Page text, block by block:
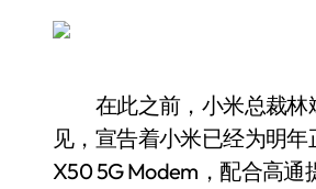
在此之前，小米总裁林
见，宣告着小米已经为明
X50 5G Modem，配合高